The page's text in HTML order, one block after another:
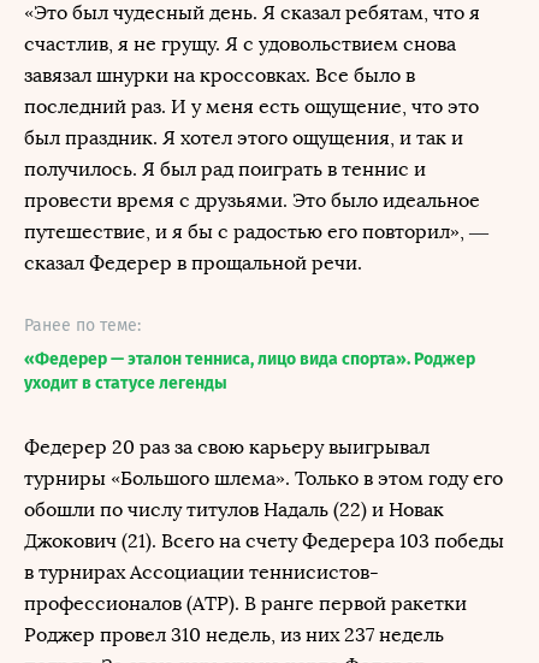
«Это был чудесный день. Я сказал ребятам, что я
счастлив, я не грущу. Я с удовольствием снова
завязал шнурки на кроссовках. Все было в
последний раз. И у меня есть ощущение, что это
был праздник. Я хотел этого ощущения, и так и
получилось. Я был рад поиграть в теннис и
провести время с друзьями. Это было идеальное
путешествие, и я бы с радостью его повторил», —
сказал Федерер в прощальной речи.
Ранее по теме:
«Федерер — эталон тенниса, лицо вида спорта». Роджер
уходит в статусе легенды
Федерер 20 раз за свою карьеру выигрывал
турниры «Большого шлема». Только в этом году его
обошли по числу титулов Надаль (22) и Новак
Джокович (21). Всего на счету Федерера 103 победы
в турнирах Ассоциации теннисистов-
профессионалов (АТР). В ранге первой ракетки
Роджер провел 310 недель, из них 237 недель